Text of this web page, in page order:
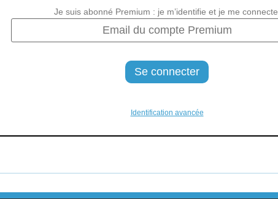
Je suis abonné Premium : je m’identifie et je me connecte.
Identification avancée